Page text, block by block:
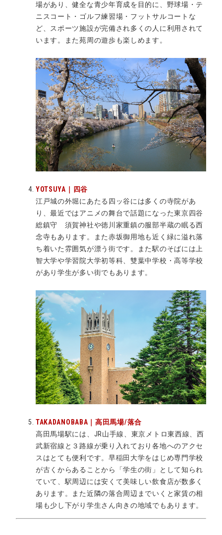
場があり、健全な青少年育成を目的に、野球場・テ
ニスコート・ゴルフ練習場・フットサルコートな
ど、スポーツ施設が完備され多くの人に利用されて
います。また苑周の遊歩も楽しめます。
YOTSUYA｜四谷
江戸城の外堀にあたる四ッ谷には多くの寺院があ
り、最近ではアニメの舞台で話題になった東京四谷
総鎮守 須賀神社や徳川家重鎮の服部半蔵の眠る西
念寺もあります。また赤坂御用地も近く緑に溢れ落
ち着いた雰囲気が漂う街です。また駅のそばには上
智大学や学習院大学初等科、雙葉中学校・高等学校
があり学生が多い街でもあります。
TAKADANOBABA｜高田馬場/落合
高田馬場駅には、JR山手線、東京メトロ東西線、西
武新宿線と３路線が乗り入れており各地へのアクセ
スはとても便利です。早稲田大学をはじめ専門学校
が古くからあることから「学生の街」として知られ
ていて、駅周辺には安くて美味しい飲食店が数多く
あります。また近隣の落合周辺までいくと家賃の相
場も少し下がり学生さん向きの地域でもあります。